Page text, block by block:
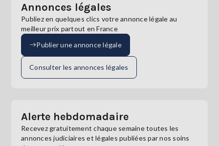
Annonces légales
Publiez en quelques clics votre annonce légale au
meilleur prix partout en France
Publier une annonce légale
Consulter les annonces légales
Alerte hebdomadaire
Recevez gratuitement chaque semaine toutes les
annonces judiciaires et légales publiées par nos soins